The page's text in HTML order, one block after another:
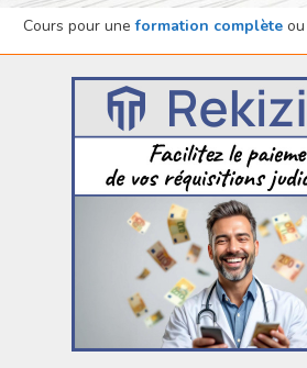
Cours pour uneformation complèteou